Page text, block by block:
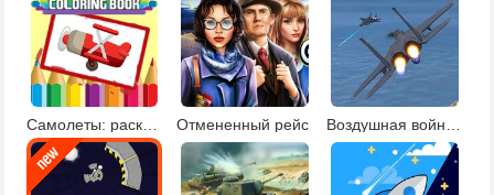
Самолеты: раскраски Отмененный рейс